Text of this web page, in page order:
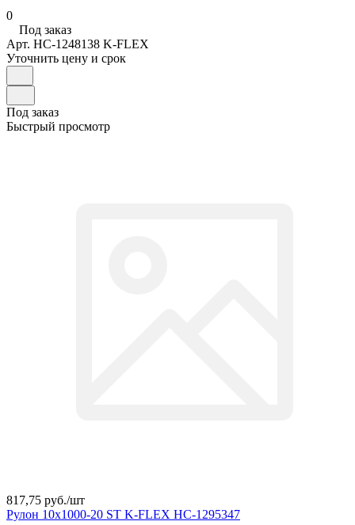
0
Под заказ
Арт. НС-1248138 K-FLEX
Уточнить цену и срок
Под заказ
Быстрый просмотр
817,75 руб./шт
Рулон 10х1000-20 ST K-FLEX НС-1295347